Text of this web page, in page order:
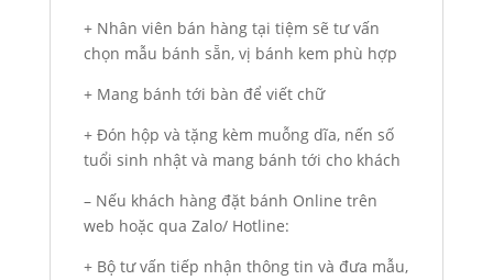
+ Nhân viên bán hàng tại tiệm sẽ tư vấn
chọn mẫu bánh sẵn, vị bánh kem phù hợp
+ Mang bánh tới bàn để viết chữ
+ Đón hộp và tặng kèm muỗng dĩa, nến số
tuổi sinh nhật và mang bánh tới cho khách
– Nếu khách hàng đặt bánh Online trên
web hoặc qua Zalo/ Hotline:
+ Bộ tư vấn tiếp nhận thông tin và đưa mẫu,